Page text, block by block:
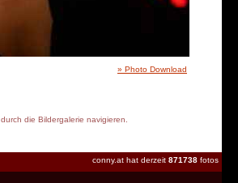
» Photo Download
durch die Bildergalerie navigieren.
conny.at hat derzeit 871738 fotos